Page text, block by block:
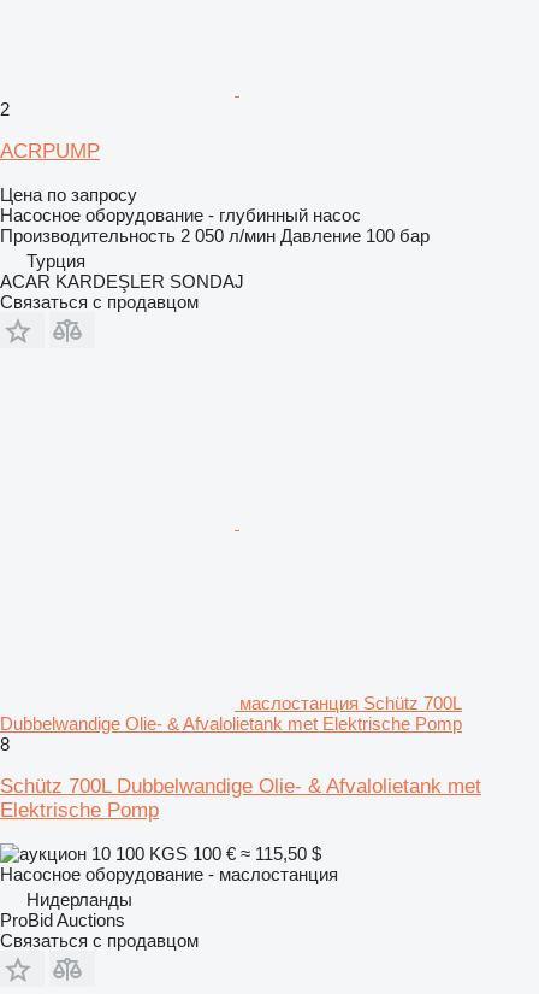
2
ACRPUMP
Цена по запросу
Насосное оборудование - глубинный насос
Производительность 2 050 л/мин Давление 100 бар
Турция
ACAR KARDEŞLER SONDAJ
Связаться с продавцом
маслостанция Schütz 700L
Dubbelwandige Olie- & Afvalolietank met Elektrische Pomp
8
Schütz 700L Dubbelwandige Olie- & Afvalolietank met
Elektrische Pomp
10 100 KGS 100 € ≈ 115,50 $
Насосное оборудование - маслостанция
Нидерланды
ProBid Auctions
Связаться с продавцом